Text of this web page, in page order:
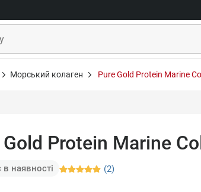
Морський колаген Pure Gold Protein Marine
Gold Protein Marine
наявності (2)